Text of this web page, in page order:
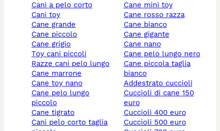
cani a pelo corto
cani toy
cane grande
cane piccolo
cane grigio
toy cani piccoli
razze cani pelo lungo
cane marrone
cane toy nano
cane pelo lungo
piccolo
cane tigrato
cani pelo corto taglia
cane mini toy
cane rosso razza
cane bianco
cane gigante
cane nano
cane pelo lungo nero
cane piccola taglia
bianco
addestrato cuccioli
cuccioli di cane 150
euro
cuccioli 400 euro
cuccioli 500 euro